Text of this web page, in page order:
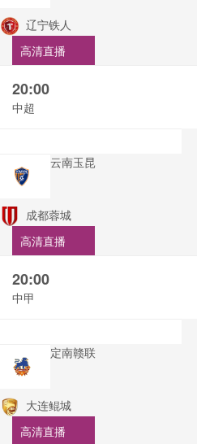
辽宁铁人
高清直播
20:00
中超
云南玉昆
成都蓉城
高清直播
20:00
中甲
定南赣联
大连鲲城
高清直播